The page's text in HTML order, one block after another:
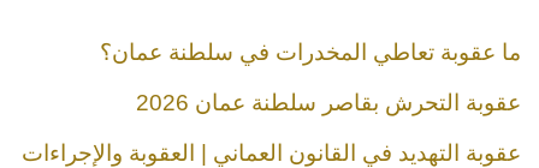
ما عقوبة تعاطي المخدرات في سلطنة عمان؟
عقوبة التحرش بقاصر سلطنة عمان 2026
عقوبة التهديد في القانون العماني | العقوبة والإجراءات